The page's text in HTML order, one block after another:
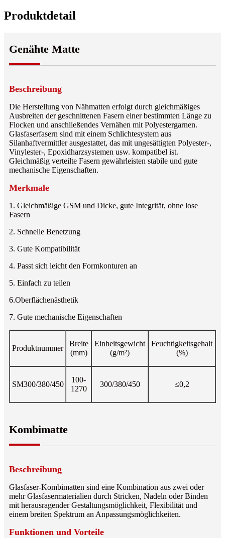
Produktdetail
Genähte Matte
Beschreibung
Die Herstellung von Nähmatten erfolgt durch gleichmäßiges
Ausbreiten der geschnittenen Fasern einer bestimmten Länge zu
Flocken und anschließendes Vernähen mit Polyestergarnen.
Glasfaserfasern sind mit einem Schlichtesystem aus
Silanhaftvermittler ausgestattet, das mit ungesättigten Polyester-,
Vinylester-, Epoxidharzsystemen usw. kompatibel ist.
Gleichmäßig verteilte Fasern gewährleisten stabile und gute
mechanische Eigenschaften.
Merkmale
1. Gleichmäßige GSM und Dicke, gute Integrität, ohne lose
Fasern
2. Schnelle Benetzung
3. Gute Kompatibilität
4. Passt sich leicht den Formkonturen an
5. Einfach zu teilen
6.Oberflächenästhetik
7. Gute mechanische Eigenschaften
Produktnummer
Breite
(mm)
Einheitsgewicht
(g/m²)
Feuchtigkeitsgehalt
(%)
SM300/380/450
100-
1270
300/380/450 ≤0,2
Kombimatte
Beschreibung
Glasfaser-Kombimatten sind eine Kombination aus zwei oder
mehr Glasfasermaterialien durch Stricken, Nadeln oder Binden
mit herausragender Gestaltungsmöglichkeit, Flexibilität und
einem breiten Spektrum an Anpassungsmöglichkeiten.
Funktionen und Vorteile